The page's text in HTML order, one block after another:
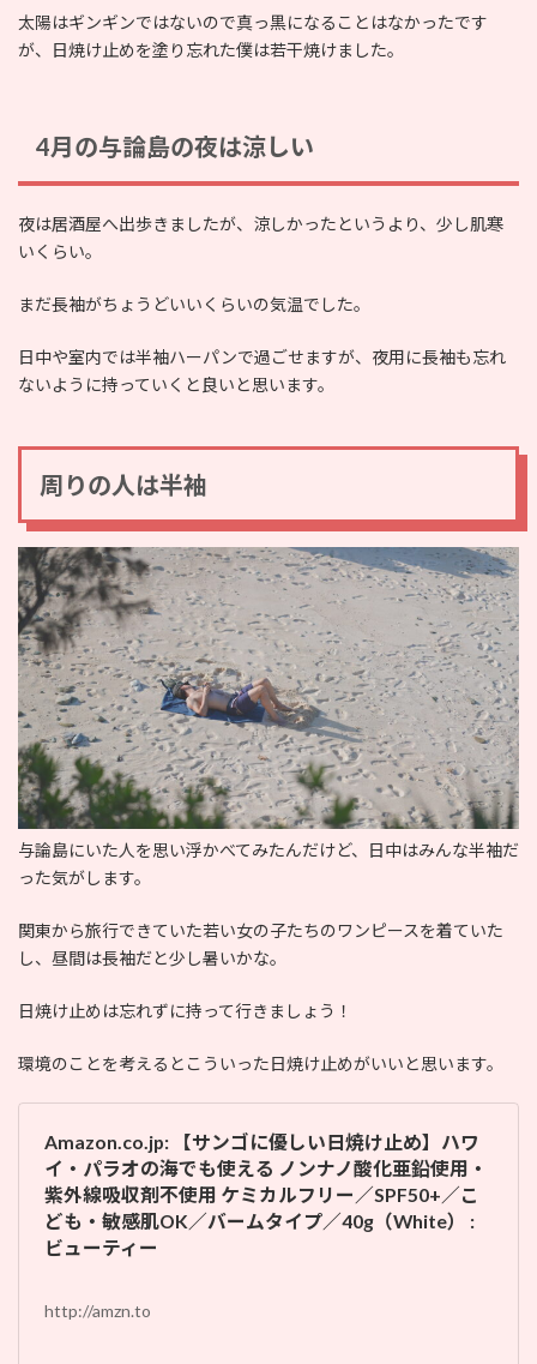
太陽はギンギンではないので真っ黒になることはなかったです
が、日焼け止めを塗り忘れた僕は若干焼けました。
4月の与論島の夜は涼しい
夜は居酒屋へ出歩きましたが、涼しかったというより、少し肌寒
いくらい。
まだ長袖がちょうどいいくらいの気温でした。
日中や室内では半袖ハーパンで過ごせますが、夜用に長袖も忘れ
ないように持っていくと良いと思います。
周りの人は半袖
与論島にいた人を思い浮かべてみたんだけど、日中はみんな半袖だ
った気がします。
関東から旅行できていた若い女の子たちのワンピースを着ていた
し、昼間は長袖だと少し暑いかな。
日焼け止めは忘れずに持って行きましょう！
環境のことを考えるとこういった日焼け止めがいいと思います。
Amazon.co.jp: 【サンゴに優しい日焼け止め】ハワ
イ・パラオの海でも使える ノンナノ酸化亜鉛使用・
紫外線吸収剤不使用 ケミカルフリー／SPF50+／こ
ども・敏感肌OK／バームタイプ／40g（White） :
ビューティー
http://amzn.to